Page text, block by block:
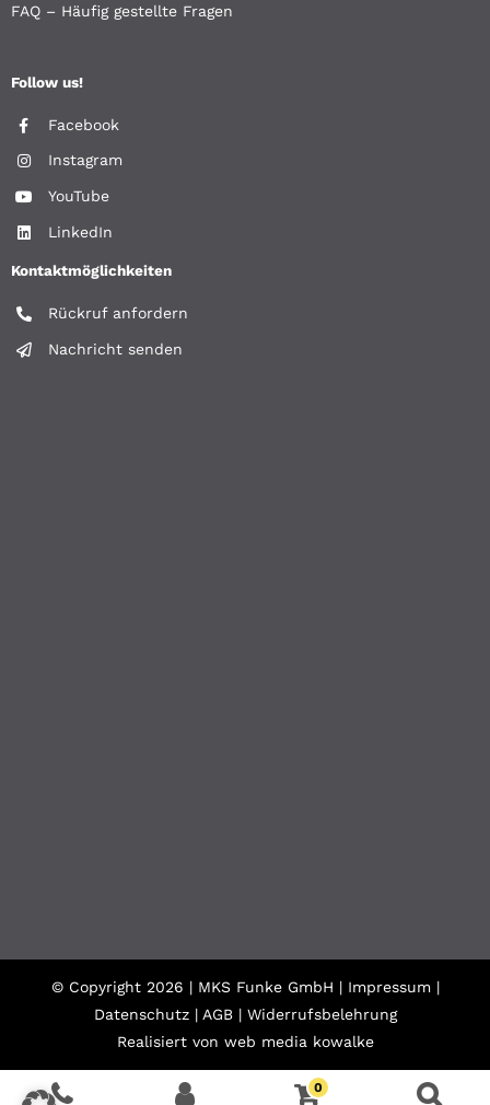
FAQ – Häufig gestellte Fragen
Follow us!
Facebook
Instagram
YouTube
LinkedIn
Kontaktmöglichkeiten
Rückruf anfordern
Nachricht senden
© Copyright 2026 | MKS Funke GmbH | Impressum|
Datenschutz| AGB| Widerrufsbelehrung
Realisiert von web media kowalke
0